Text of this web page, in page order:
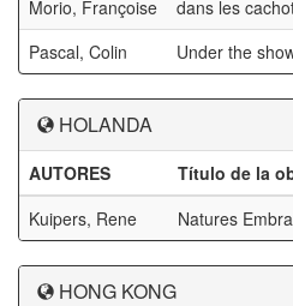
Morio, Françoise
dans les
Pascal, Colin
Under the
HOLANDA
AUTORES Título de la
Kuipers, Rene
Natures
HONG KONG